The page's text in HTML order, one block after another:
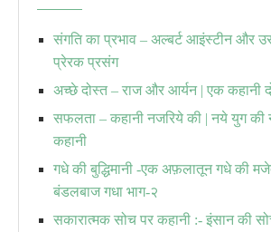
संगति का प्रभाव – अल्बर्ट आइंस्टीन और
प्रेरक प्रसंग
अच्छे दोस्त – राज और आर्यन | एक कहानी
सफलता – कहानी नजरिये की | नये युग की
कहानी
गधे की बुद्धिमानी -एक अफ़लातून गधे की
बंडलबाज गधा भाग-२
सकारात्मक सोच पर कहानी :- इंसान की